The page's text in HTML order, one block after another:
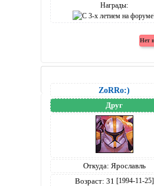
Награды:
ZoRRo:)
Друг
Откуда: Ярославль
Возраст: 31 [1994-11-25]